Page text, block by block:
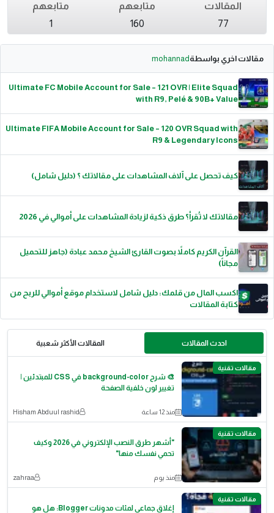
المقالات
77
متابعهم
160
متابعهم
1
مقالات اخري بواسطة mohannad
Ultimate FC Mobile Account for Sale – 121 OVR | Elite Squad
with R9, Pelé & 90B+ Value
Ultimate FIFA Mobile Account for Sale – 120 OVR Squad with
R9 & Legendary Icons
كيف تحصل على آلاف المشاهدات على مقالاتك ؟ (دليل شامل)
مقالاتك لا تُقرأ؟ طرق ذكية لزيادة المشاهدات على أموالي في 2026
القرآن الكريم كاملاً بصوت القارئ الشيخ محمد عبادة (جاهز للتحميل
مجاناً)
اكسب المال من قلمك: دليل شامل لاستخدام موقع أموالي للربح من
كتابة المقالات
احدث المقالات المقالات الأكثر شعبية
مقالات تقنية
🎨 شرح background-color في CSS للمبتدئين |
تغيير لون خلفية الصفحة
منذ 12 ساعة Hisham Abduul rashid
مقالات تقنية
"أشهر طرق النصب الإلكتروني في 2026 وكيف
تحمي نفسك منها"
منذ يوم zahraa
مقالات تقنية
إغلاق جماعي لمئات مدونات Blogger: هل هو